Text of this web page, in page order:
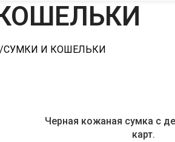
СУМКИ И КОШЕЛЬКИ
Черная кожаная сумка с
карт.